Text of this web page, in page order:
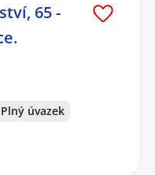
65 -
Plný úvazek